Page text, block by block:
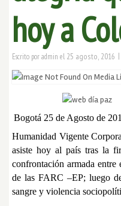
hoy a
Escrito poradmin el 25 agosto, 2016 |
Bogotá 25 de Agosto de
Humanidad Vigente
asiste hoy al país tras la
confrontación armada
de las FARC –EP; luego
sangre y violencia